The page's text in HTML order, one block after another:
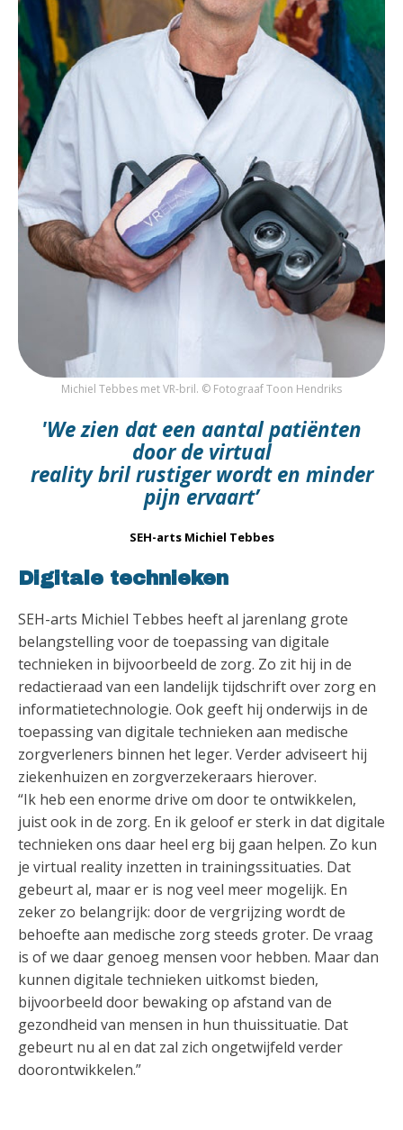
Michiel Tebbes met VR-bril. © Fotograaf Toon Hendriks
'We zien dat een aantal patiënten
door de virtual
reality bril rustiger wordt en minder
pijn ervaart’
SEH-arts Michiel Tebbes
Digitale technieken
SEH-arts Michiel Tebbes heeft al jarenlang grote
belangstelling voor de toepassing van digitale
technieken in bijvoorbeeld de zorg. Zo zit hij in de
redactieraad van een landelijk tijdschrift over zorg en
informatietechnologie. Ook geeft hij onderwijs in de
toepassing van digitale technieken aan medische
zorgverleners binnen het leger. Verder adviseert hij
ziekenhuizen en zorgverzekeraars hierover.
“Ik heb een enorme drive om door te ontwikkelen,
juist ook in de zorg. En ik geloof er sterk in dat digitale
technieken ons daar heel erg bij gaan helpen. Zo kun
je virtual reality inzetten in trainingssituaties. Dat
gebeurt al, maar er is nog veel meer mogelijk. En
zeker zo belangrijk: door de vergrijzing wordt de
behoefte aan medische zorg steeds groter. De vraag
is of we daar genoeg mensen voor hebben. Maar dan
kunnen digitale technieken uitkomst bieden,
bijvoorbeeld door bewaking op afstand van de
gezondheid van mensen in hun thuissituatie. Dat
gebeurt nu al en dat zal zich ongetwijfeld verder
doorontwikkelen.”